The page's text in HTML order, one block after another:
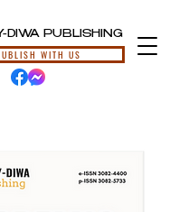
DIWA PUBLISHING
WITH US